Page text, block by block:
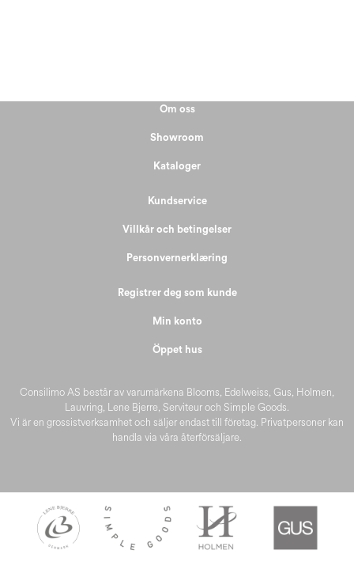
Consilimo AS består av varumärkena Blooms, Edelweiss, Gus, Holmen,
Lauvring, Lene Bjerre, Serviteur och Simple Goods.
Vi är en grossistverksamhet och säljer endast till företag. Privatpersoner kan
handla via våra återförsäljare.
Om oss
Showroom
Kataloger
Kundservice
Villkår och betingelser
Personvernerklæring
Registrer deg som kunde
Min konto
Öppet hus